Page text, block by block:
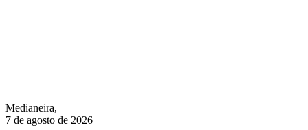
Medianeira,
7 de agosto de 2026